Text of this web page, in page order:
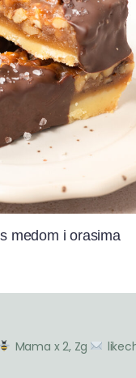
medom i orasima
Mama x 2, Zg